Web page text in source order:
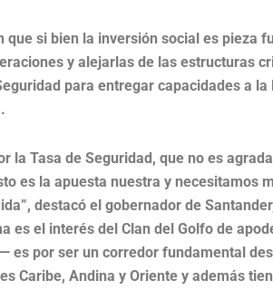
que si bien la inversión social es pieza
y alejarlas de las estructuras
para entregar capacidades a la
la Tasa de Seguridad, que no es
es la apuesta nuestra y necesitamos
destacó el gobernador de
es el interés del Clan del Golfo de
es por ser un corredor fundamental
Caribe, Andina y Oriente y además